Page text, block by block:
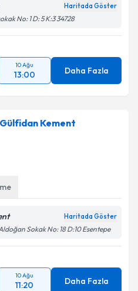
Haritada Göster
No: 1 D: 5 K:3 34728
10 Ağu
13:00 Daha Fazla
Kement
Haritada Göster
Sokak No: 18 D:10 Esentepe
10 Ağu
11:20 Daha Fazla